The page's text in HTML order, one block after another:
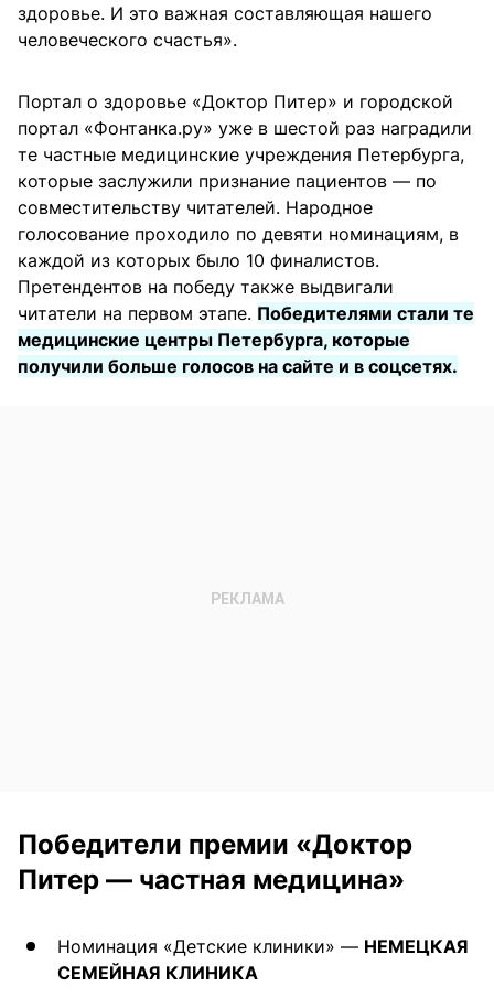
здоровье. И это важная составляющая нашего
человеческого счастья».
Портал о здоровье «Доктор Питер» и городской
портал «Фонтанка.ру» уже в шестой раз наградили
те частные медицинские учреждения Петербурга,
которые заслужили признание пациентов — по
совместительству читателей. Народное
голосование проходило по девяти номинациям, в
каждой из которых было 10 финалистов.
Претендентов на победу также выдвигали
читатели на первом этапе. Победителями стали те
медицинские центры Петербурга, которые
получили больше голосов на сайте и в соцсетях.
Победители премии «Доктор
Питер — частная медицина»
Номинация «Детские клиники» — НЕМЕЦКАЯ
СЕМЕЙНАЯ КЛИНИКА